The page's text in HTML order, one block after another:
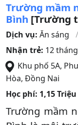
Trường mầm
Bình [Trường
Dịch vụ: Ăn sáng
Nhận trẻ: 12
Khu phố 5A,
Hòa, Đồng Nai
Học phí: 1,15
Trường mầm